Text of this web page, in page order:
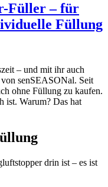
Füller – für
Füllung
– und mit ihr auch
senSEASONal. Seit
ohne Füllung zu kaufen.
ist. Warum? Das hat
drin ist – es ist